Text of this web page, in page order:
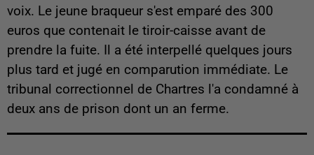
voix. Le jeune braqueur s'est emparé des 300
euros que contenait le tiroir-caisse avant de
prendre la fuite. Il a été interpellé quelques jours
plus tard et jugé en comparution immédiate. Le
tribunal correctionnel de Chartres l'a condamné à
deux ans de prison dont un an ferme.